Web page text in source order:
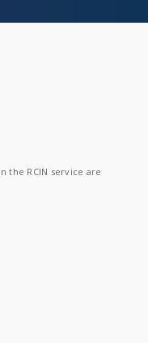
the RCIN service are